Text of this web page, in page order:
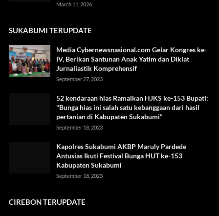
March 11, 2026
SUKABUMI TERUPDATE
Media Cybernewsnasional.com Gelar Kongres ke-
IV, Berikan Santunan Anak Yatim dan Diklat
Jurnaliastik Komprehensif
September 27, 2023
52 kendaraan hias Ramaikan HJKS ke-153 Bupati:
"Bunga hias ini salah satu kebanggaan dari hasil
pertanian di Kabupaten Sukabumi"
September 18, 2023
Kapolres Sukabumi AKBP Maruly Pardede
Antusias Ikuti Festival Bunga HUT ke-153
Kabupaten Sukabumi
September 18, 2023
CIREBON TERUPDATE